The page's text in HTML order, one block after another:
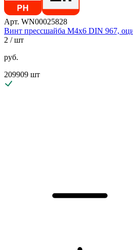
Арт. WN00025828
Винт прессшайба М4х6 DIN 967,
2 / шт
руб.
209909 шт